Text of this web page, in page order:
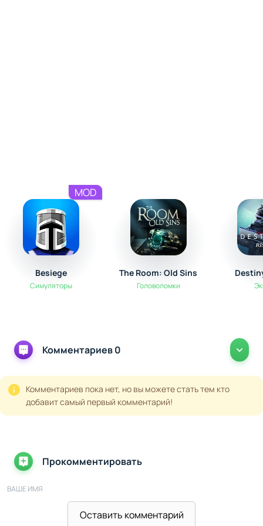
снаряжение и усиливать его через улучшения и крафт.
Дополнительно можно экспериментировать с разными
комбинациями героев, изучая их способности и
применяя тактики, подходящие для каждой стадии
игры. Постепенное повышение уровня и освоение новых
стратегическим, что особенно впечатляет в
Besiege
Симуляторы
MOD
The Room: Old Sins
Головоломки
Комментариев 0
Комментариев пока нет, но вы можете стать тем кто
добавит самый первый комментарий!
Прокомментировать
ВАШЕ ИМЯ
Оставить комментарий